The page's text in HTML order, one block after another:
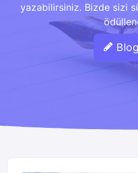
yazabilirsiniz. Bizde sizi